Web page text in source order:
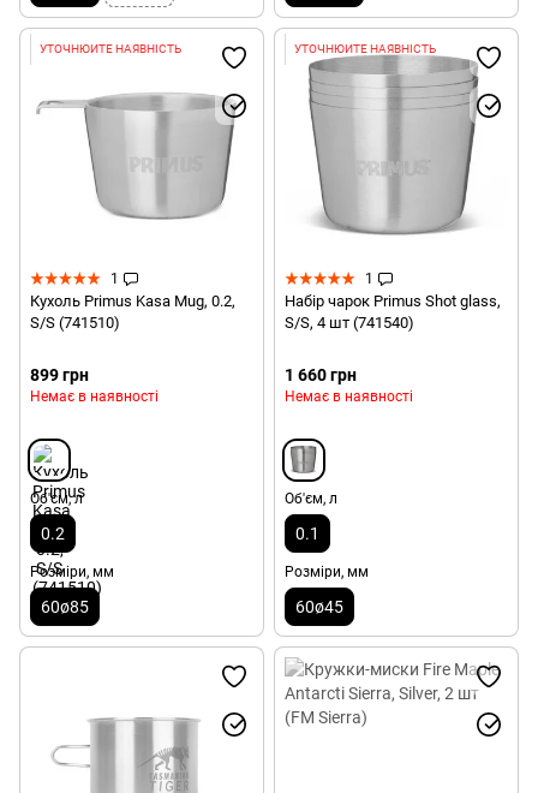
УТОЧНЮЙТЕ НАЯВНІСТЬ
1
Кухоль Primus Kasa Mug, 0.2,
S/S (741510)
899 грн
Немає в наявності
Об'єм, л
0.2
Розміри, мм
60ø85
УТОЧНЮЙТЕ НАЯВНІСТЬ
1
Набір чарок Primus Shot glass,
S/S, 4 шт (741540)
1 660 грн
Немає в наявності
Об'єм, л
0.1
Розміри, мм
60ø45